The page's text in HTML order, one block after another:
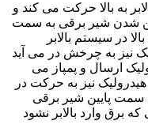
به بالا حرکت می کند و
شدن شیر برقی به سمت
در سیستم بالابر
نیز به چرخش در می آید
ارسال و پمپاز می
هیدرولیک نیز به حرکت در
سمت پایین شیر برقی
برق وارد بالابر نشود